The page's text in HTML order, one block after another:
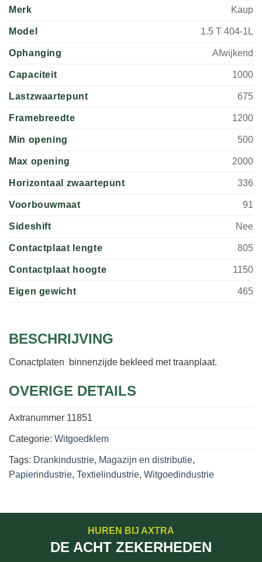
Merk Kaup
Model 1.5 T 404-1L
Ophanging Afwijkend
Capaciteit 1000
Lastzwaartepunt 675
Framebreedte 1200
Min opening 500
Max opening 2000
Horizontaal zwaartepunt 336
Voorbouwmaat 91
Sideshift Nee
Contactplaat lengte 805
Contactplaat hoogte 1150
Eigen gewicht 465
BESCHRIJVING
Conactplaten binnenzijde bekleed met traanplaat.
OVERIGE DETAILS
Axtranummer 11851
Categorie: Witgoedklem
Tags: Drankindustrie, Magazijn en distributie,
Papierindustrie, Textielindustrie, Witgoedindustrie
HUREN BIJ AXTRA
DE ACHT ZEKERHEDEN